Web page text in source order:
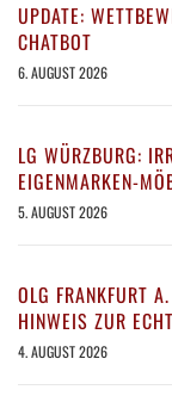
UPDATE:
CHATBOT
6. AUGUST 2026
LG WÜRZBURG:
EIGENMARKEN-
5. AUGUST 2026
OLG FRANKFURT
HINWEIS ZUR
4. AUGUST 2026